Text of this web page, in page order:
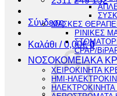
Σύνδεση
Καλάθι /0,00€ 0
ΜΑΣΚΕΣ
ΡΙΝΙΚΕΣ
CPAP/
ΝΟΣΟΚΟΜΕΙΑΚΑ
ΧΕΙΡΟΚΙΝΗΤΑ
ΗΜΙ-
ΗΛΕΚΤΡΟΚΙΝΗΤΑ